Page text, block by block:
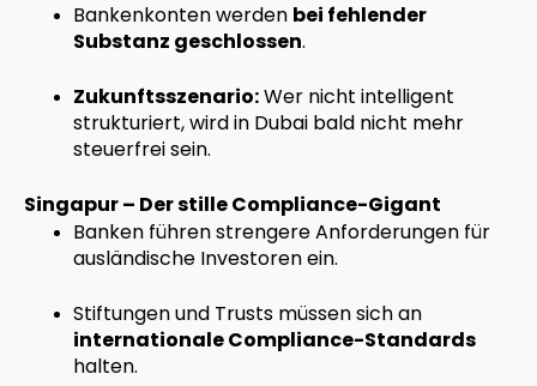
Bankenkonten werden bei fehlender
Substanz geschlossen.
Zukunftsszenario:Wer nicht intelligent
strukturiert, wird in Dubai bald nicht mehr
steuerfrei sein.
Singapur – Der stille Compliance-Gigant
Banken führen strengere Anforderungen für
ausländische Investoren ein.
Stiftungen und Trusts müssen sich an
internationale Compliance-Standards
halten.